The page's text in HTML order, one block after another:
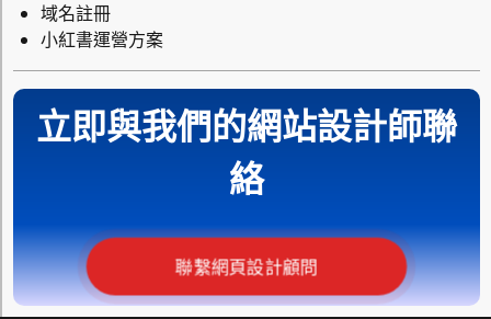
域名註冊
小紅書運營方案
立即與我們的網站設計師聯
絡
聯繫網頁設計顧問